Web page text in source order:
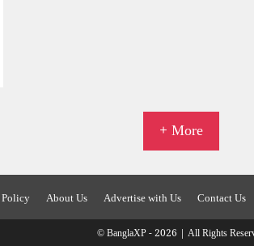
+ More
About Us Advertise with Us Contact Us
© BanglaXP - 2026 | All Rights